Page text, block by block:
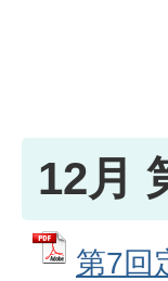
12月
第7回